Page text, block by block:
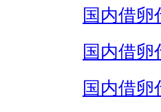
国内借卵
国内借卵
国内借卵